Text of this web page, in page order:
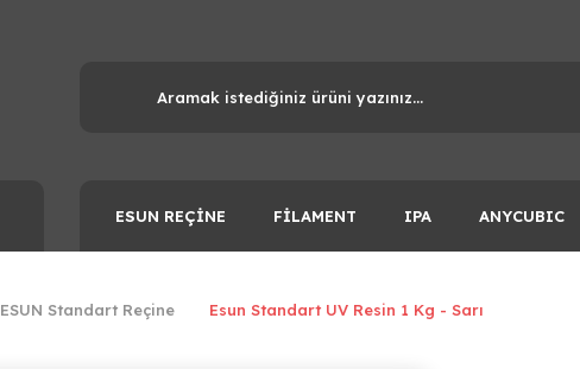
ESUN REÇİNE FİLAMENT IPA ANYCUBIC
ESUN Standart Reçine Esun Standart UV Resin 1 Kg - Sarı